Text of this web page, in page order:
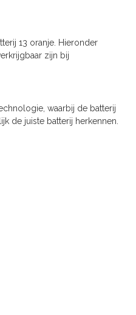
13 oranje. Hieronder
zijn bij
waarbij de batterij
de juiste batterij herkennen.